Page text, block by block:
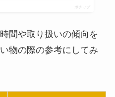
ポチップ
間や取り扱いの傾向を
物の際の参考にしてみ